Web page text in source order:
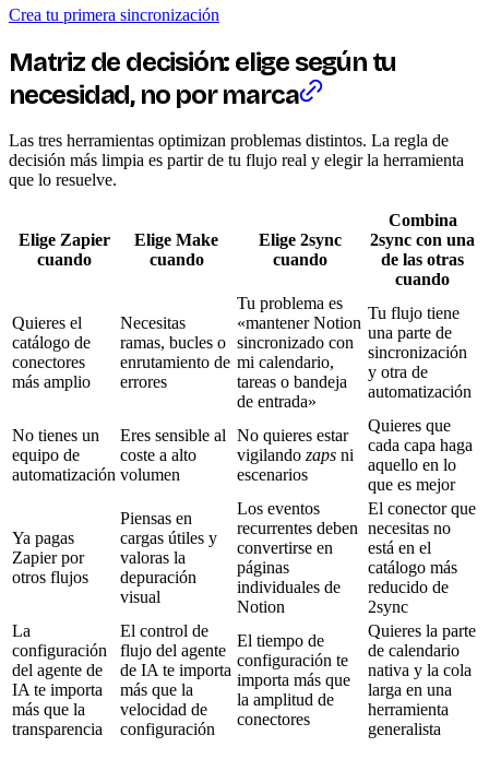
Crea tu primera sincronización
Matriz de decisión: elige según tu
necesidad, no por marca
Las tres herramientas optimizan problemas distintos. La regla de
decisión más limpia es partir de tu flujo real y elegir la herramienta
que lo resuelve.
Elige Zapier
cuando
Elige Make
cuando
Elige 2sync
cuando
Combina
2sync con una
de las otras
cuando
Quieres el
catálogo de
conectores
más amplio
Necesitas
ramas, bucles o
enrutamiento de
errores
Tu problema es
«mantener Notion
sincronizado con
mi calendario,
tareas o bandeja
de entrada»
Tu flujo tiene
una parte de
sincronización
y otra de
automatización
No tienes un
equipo de
automatización
Eres sensible al
coste a alto
volumen
No quieres estar
vigilando zaps ni
escenarios
Quieres que
cada capa haga
aquello en lo
que es mejor
Ya pagas
Zapier por
otros flujos
Piensas en
cargas útiles y
valoras la
depuración
visual
Los eventos
recurrentes deben
convertirse en
páginas
individuales de
Notion
El conector que
necesitas no
está en el
catálogo más
reducido de
2sync
La
configuración
del agente de
IA te importa
más que la
transparencia
El control de
flujo del agente
de IA te importa
más que la
velocidad de
configuración
El tiempo de
configuración te
importa más que
la amplitud de
conectores
Quieres la parte
de calendario
nativa y la cola
larga en una
herramienta
generalista